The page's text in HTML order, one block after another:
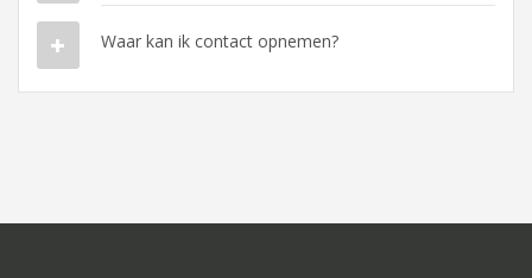
Waar kan ik contact opnemen?